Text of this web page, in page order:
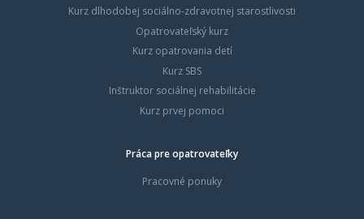
Kurz dlhodobej sociálno-zdravotnej starostlivosti
Opatrovateľský kurz
Kurz opatrovania detí
Kurz SBS
Inštruktor sociálnej rehabilitácie
Kurz prvej pomoci
Práca pre opatrovateľky
Pracovné ponuky